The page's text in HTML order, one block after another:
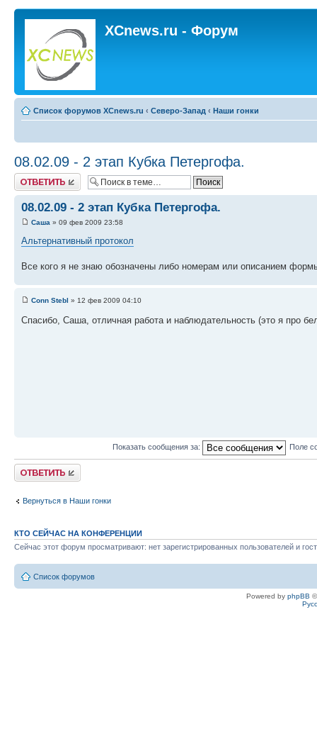
XCnews.ru - Форум
Список форумов XCnews.ru ‹ Северо-Запад ‹ Наши гонки
08.02.09 - 2 этап Кубка Петергофа.
Ответить
08.02.09 - 2 этап Кубка Петергофа.
Саша » 09 фев 2009 23:58
Альтернативный протокол
Все кого я не знаю обозначены либо номерам или описанием
Conn Stebl » 12 фев 2009 04:10
Спасибо, Саша, отличная работа и наблюдательность (это я про
Показать сообщения за: Поле
Ответить
Вернуться в Наши гонки
КТО СЕЙЧАС НА КОНФЕРЕНЦИИ
Сейчас этот форум просматривают: нет зарегистрированных пользователей и
Список форумов
Powered by phpBB